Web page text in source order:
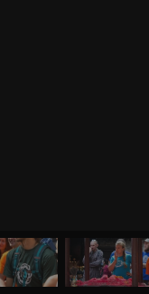
ЙОГА СЕМИНАРЫ